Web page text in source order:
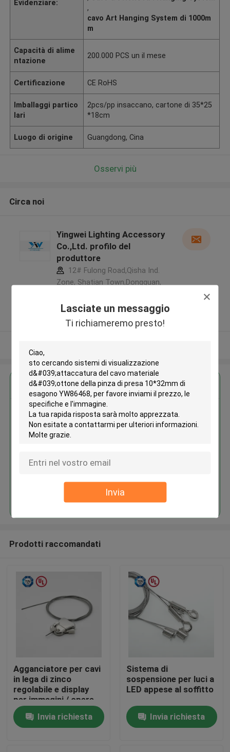
Lasciate un messaggio
Ti richiameremo presto!
Invia
Casa
Prodotti
Evidenziare:
,
cavo Art Hanging System di 1000m
m
Capacità di alime
ntazione
200.000 PCS un il mese
Certificazione CE RoHS
Imballaggi partico
lari
2pcs/pp insaccano, cartone di 35*25
*18cm
Luogo di origine Guangdong, Cina
Osservi più
Circa noi
Yingwei Lighting Accessory
Co.,Ltd. profilo del
produttore
12# Fulong Road,Qisha Ind.
Zone, Shatian Town,Dongguan,
5.0
Fornitore verificato
Ottieni il miglior prezzo per
Sistemi di visualizzazione
d'attaccatura del cavo materiale
Prodotti raccomandati
Agganciatore per cavi
in lega di zinco
regolabile e display
per immagini / opere
d'arte
Invia richiesta
Sistema di
sospensione per luci a
LED appese al soffitto
Invia richiesta